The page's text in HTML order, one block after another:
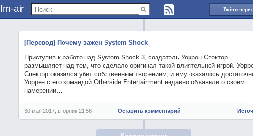
fm-air Войти
[Перевод] Почему важен System Shock
Приступив к работе над System Shock 3, создатель Уоррен Спектор
размышляет над тем, что сделало оригинал такой влиятельной игрой.
Спектор оказался убит собственным творением, и ему оказалось
Уоррен с его командой Otherside Entertainment недавно объявили о своем
намерении…
30 мая 2017, вторник 21:56 Оставить комментарий